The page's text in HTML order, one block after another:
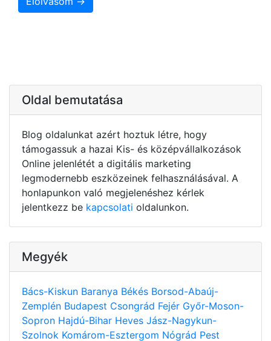
Oldal bemutatása
Blog oldalunkat azért hoztuk létre, hogy
támogassuk a hazai Kis- és középvállalkozások
Online jelenlétét a digitális marketing
legmodernebb eszközeinek felhasználásával. A
honlapunkon való megjelenéshez kérlek
jelentkezz be kapcsolati oldalunkon.
Megyék
Bács-Kiskun Baranya Békés Borsod-Abaúj-
Zemplén Budapest Csongrád Fejér Győr-Moson-
Sopron Hajdú-Bihar Heves Jász-Nagykun-
Szolnok Komárom-Esztergom Nógrád Pest